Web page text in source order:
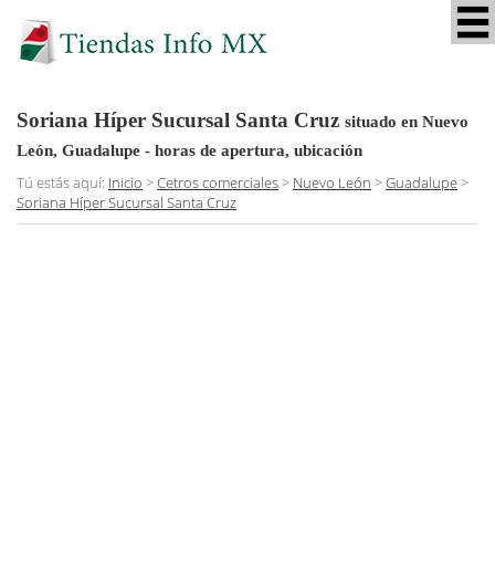
Soriana Híper Sucursal Santa Cruz situado en Nuevo
León, Guadalupe - horas de apertura, ubicación
Tú estás aquí: Inicio >Cetros comerciales> Nuevo León >Guadalupe>
Soriana Híper Sucursal Santa Cruz